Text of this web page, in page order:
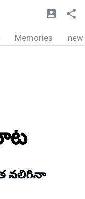
Memories new